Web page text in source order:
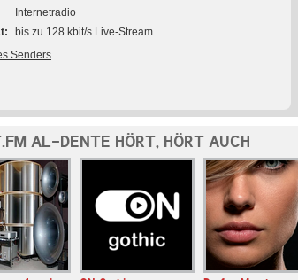
Internetradio
bis zu 128 kbit/s Live-Stream
Senders
AL-DENTE HÖRT, HÖRT AUCH